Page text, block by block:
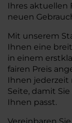
Ihres aktuellen
neuen
Mit unserem
Ihnen eine
in einem
fairen Preis
Ihnen
Seite, damit
Ihnen passt.